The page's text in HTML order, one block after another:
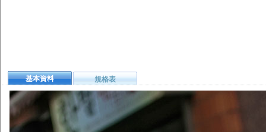
基本資料 規格表